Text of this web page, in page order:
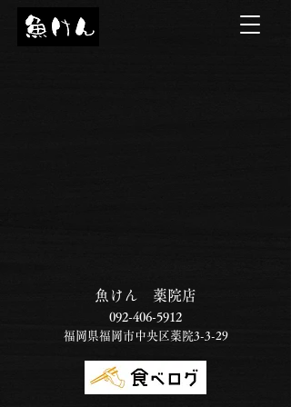
魚けん 薬院店
092-406-5912
福岡県福岡市中央区薬院3-3-29